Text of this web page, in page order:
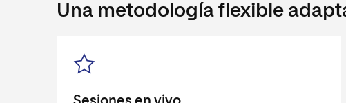
Una metodología flexible